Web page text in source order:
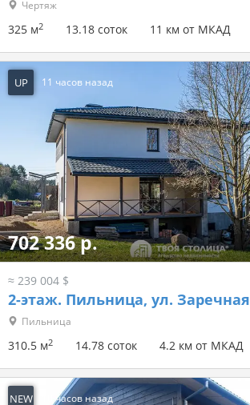
Чертяж
325 м2 13.18 соток 11 км от МКАД
UP 11 часов назад
702 336 р.
≈ 239 004 $
2-этаж. Пильница, ул. Заречная
Пильница
310.5 м2 14.78 соток 4.2 км от МКАД
NEW 10 часов назад